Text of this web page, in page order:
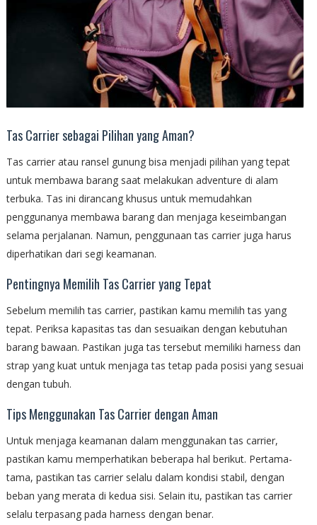
Tas Carrier sebagai Pilihan yang Aman?
Tas carrier atau ransel gunung bisa menjadi pilihan yang tepat
untuk membawa barang saat melakukan adventure di alam
terbuka. Tas ini dirancang khusus untuk memudahkan
penggunanya membawa barang dan menjaga keseimbangan
selama perjalanan. Namun, penggunaan tas carrier juga harus
diperhatikan dari segi keamanan.
Pentingnya Memilih Tas Carrier yang Tepat
Sebelum memilih tas carrier, pastikan kamu memilih tas yang
tepat. Periksa kapasitas tas dan sesuaikan dengan kebutuhan
barang bawaan. Pastikan juga tas tersebut memiliki harness dan
strap yang kuat untuk menjaga tas tetap pada posisi yang sesuai
dengan tubuh.
Tips Menggunakan Tas Carrier dengan Aman
Untuk menjaga keamanan dalam menggunakan tas carrier,
pastikan kamu memperhatikan beberapa hal berikut. Pertama-
tama, pastikan tas carrier selalu dalam kondisi stabil, dengan
beban yang merata di kedua sisi. Selain itu, pastikan tas carrier
selalu terpasang pada harness dengan benar.